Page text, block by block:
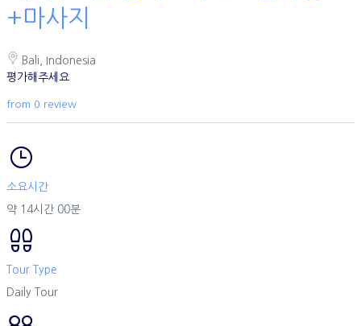
+마사지
Bali, Indonesia
평가해주세요
from 0 review
소요시간
약 14시간 00분
Tour Type
Daily Tour